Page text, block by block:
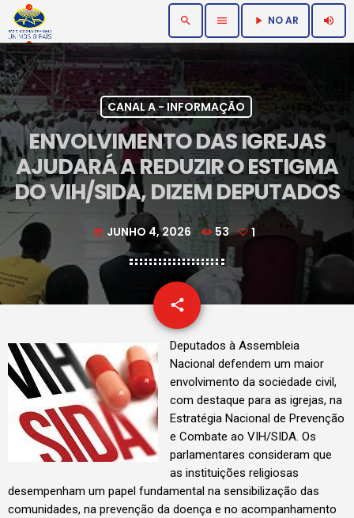
search menu play_arrow NO AR volume_up
CANAL A - INFORMAÇÃO
ENVOLVIMENTO DAS IGREJAS
AJUDARÁ A REDUZIR O ESTIGMA
DO VIH/SIDA, DIZEM DEPUTADOS
today JUNHO 4, 2026 53 1
share
email
Deputados à Assembleia
Nacional defendem um maior
envolvimento da sociedade civil,
com destaque para as igrejas, na
Estratégia Nacional de Prevenção
e Combate ao VIH/SIDA. Os
parlamentares consideram que
as instituições religiosas
desempenham um papel fundamental na sensibilização das
comunidades, na prevenção da doença e no acompanhamento